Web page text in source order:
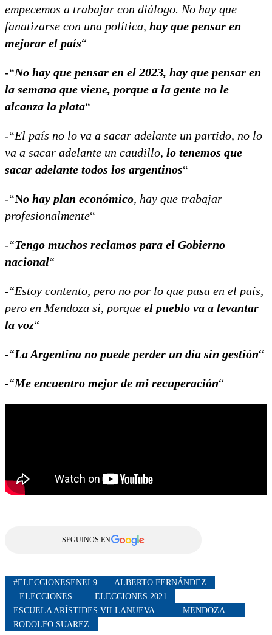
empecemos a trabajar con diálogo. No hay que
fanatizarse con una política, hay que pensar en
mejorar el país“
-“No hay que pensar en el 2023, hay que pensar en
la semana que viene, porque a la gente no le
alcanza la plata“
-“El país no lo va a sacar adelante un partido, no lo
va a sacar adelante un caudillo, lo tenemos que
sacar adelante todos los argentinos“
-“No hay plan económico, hay que trabajar
profesionalmente“
-“Tengo muchos reclamos para el Gobierno
nacional“
-“Estoy contento, pero no por lo que pasa en el país,
pero en Mendoza si, porque el pueblo va a levantar
la voz“
-“La Argentina no puede perder un día sin gestión“
-“Me encuentro mejor de mi recuperación“
SEGUINOS EN
#ELECCIONESENEL9
ALBERTO FERNÁNDEZ
ELECCIONES
ELECCIONES 2021
ESCUELA ARÍSTIDES VILLANUEVA
MENDOZA
RODOLFO SUAREZ